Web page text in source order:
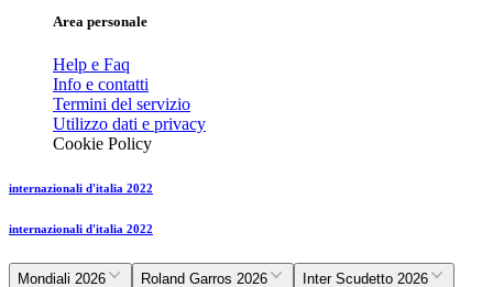
Area personale
Help e Faq
Info e contatti
Termini del servizio
Utilizzo dati e privacy
Cookie Policy
internazionali d'italia 2022
internazionali d'italia 2022
Mondiali 2026 Roland Garros 2026
Inter Scudetto 2026